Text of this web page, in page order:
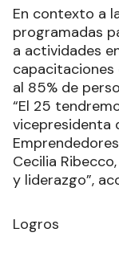
En contexto a
programadas
a actividades
capacitaciones
al 85% de
“El 25
vicepresidenta
Cecilia
y liderazgo”,
Logros